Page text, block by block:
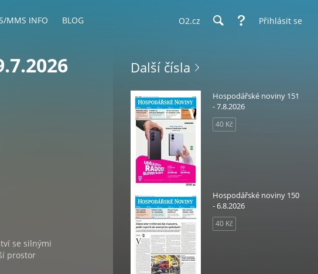
MMS INFO BLOG O2.cz Přihlásit se
se silnými
prostor
Další čísla
Hospodářské noviny 151
- 7.8.2026
40 Kč
Hospodářské noviny 150
- 6.8.2026
40 Kč